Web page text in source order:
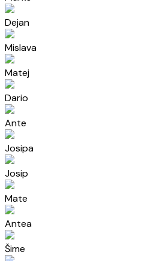
Dejan
Mislava
Matej
Dario
Ante
Josipa
Josip
Mate
Antea
Šime